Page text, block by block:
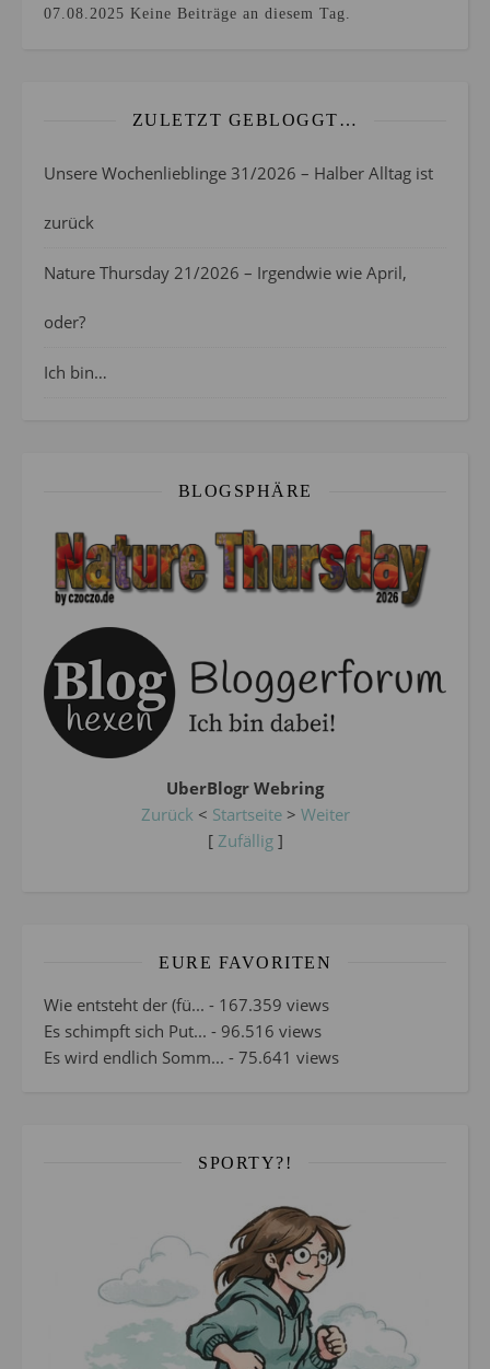
07.08.2025 Keine Beiträge an diesem Tag.
ZULETZT GEBLOGGT…
Unsere Wochenlieblinge 31/2026 – Halber Alltag ist
zurück
Nature Thursday 21/2026 – Irgendwie wie April,
oder?
Ich bin…
BLOGSPHÄRE
UberBlogr Webring
Zurück < Startseite> Weiter
[ Zufällig]
EURE FAVORITEN
Wie entsteht der (fü... - 167.359 views
Es schimpft sich Put... - 96.516 views
Es wird endlich Somm... - 75.641 views
SPORTY?!